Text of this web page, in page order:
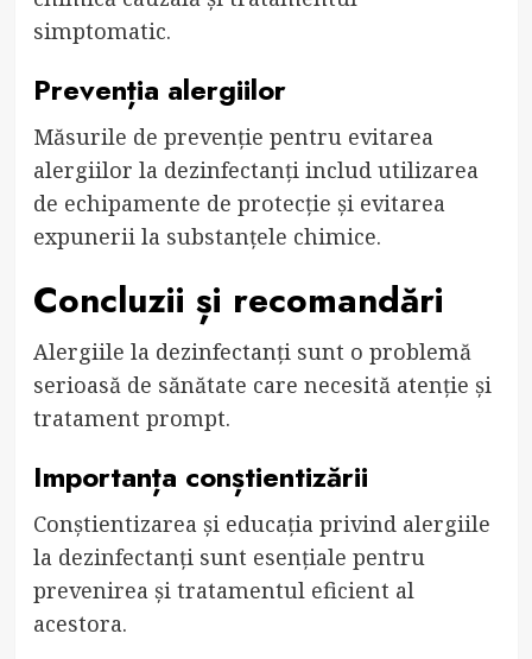
simptomatic.
Prevenția alergiilor
Măsurile de prevenție pentru evitarea
alergiilor la dezinfectanți includ utilizarea
de echipamente de protecție și evitarea
expunerii la substanțele chimice.
Concluzii și recomandări
Alergiile la dezinfectanți sunt o problemă
serioasă de sănătate care necesită atenție și
tratament prompt.
Importanța conștientizării
Conștientizarea și educația privind alergiile
la dezinfectanți sunt esențiale pentru
prevenirea și tratamentul eficient al
acestora.